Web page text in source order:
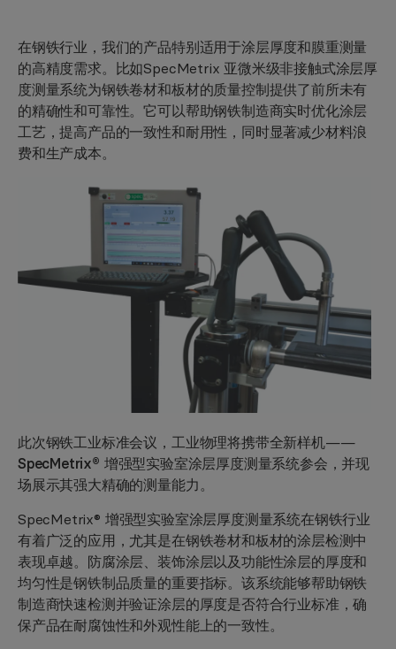
在钢铁行业，我们的产品特别适用于涂层厚度和膜重测量
的高精度需求。比如SpecMetrix 亚微米级非接触式涂层厚
度测量系统为钢铁卷材和板材的质量控制提供了前所未有
的精确性和可靠性。它可以帮助钢铁制造商实时优化涂层
工艺，提高产品的一致性和耐用性，同时显著减少材料浪
费和生产成本。
此次钢铁工业标准会议，工业物理将携带全新样机——
SpecMetrix® 增强型实验室涂层厚度测量系统参会，并现
场展示其强大精确的测量能力。
SpecMetrix® 增强型实验室涂层厚度测量系统在钢铁行业
有着广泛的应用，尤其是在钢铁卷材和板材的涂层检测中
表现卓越。防腐涂层、装饰涂层以及功能性涂层的厚度和
均匀性是钢铁制品质量的重要指标。该系统能够帮助钢铁
制造商快速检测并验证涂层的厚度是否符合行业标准，确
保产品在耐腐蚀性和外观性能上的一致性。